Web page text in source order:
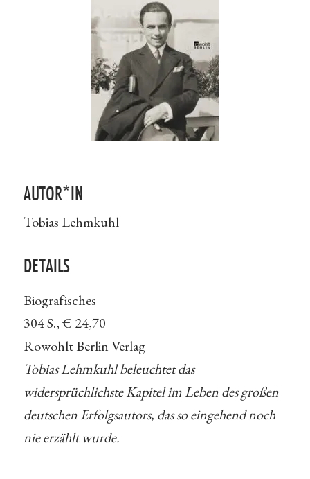
AUTOR*IN
Tobias Lehmkuhl
DETAILS
Biografisches
304 S., € 24,70
Rowohlt Berlin Verlag
Tobias Lehmkuhl beleuchtet das
widersprüchlichste Kapitel im Leben des großen
deutschen Erfolgsautors, das so eingehend noch
nie erzählt wurde.